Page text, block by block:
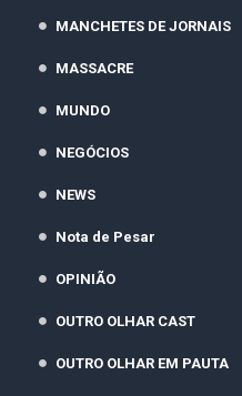
MANCHETES DE JORNAIS
MASSACRE
MUNDO
NEGÓCIOS
NEWS
Nota de Pesar
OPINIÃO
OUTRO OLHAR CAST
OUTRO OLHAR EM PAUTA